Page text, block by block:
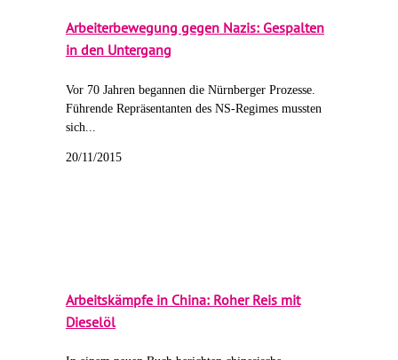
Arbeiterbewegung gegen Nazis: Gespalten
in den Untergang
Vor 70 Jahren begannen die Nürnberger Prozesse.
Führende Repräsentanten des NS-Regimes mussten
sich...
20/11/2015
Arbeitskämpfe in China: Roher Reis mit
Dieselöl